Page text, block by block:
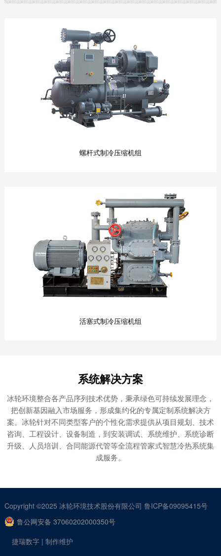
螺杆式制冷压缩机组
螺杆式制冷压缩机组
螺杆式压缩机组广泛应用于食品冷冻冷藏、工艺冷
却、气体液化、建筑骨料冷却、科研实验、探凿冻
土...
查看产品 
活塞式制冷压缩机组
冰轮环境活塞式制冷压缩机组自上世纪60年代投入市
场，获得多项殊荣： 1982年，烟机牌8A...
查看产品 
系统解决方案
冰轮环境整合各产品序列技术优势，秉承绿色可持续发展理念，
把创新基因融入市场服务，形成集约化的专属定制系统解决方
案。冰轮针对不同类型客户的个性化需求提供从项目规划、技术
咨询、工程设计、设备制造，到安装调试、系统维护、系统诊断
升级、人员培训、合同能源代管等全流程管家式智慧冷热系统集
成服务。
Copyright ©2025 冰轮环境技术股份有限公司 鲁ICP备09095415号
鲁公网安备 37060202000350号
捷瑞数字| 制作维护